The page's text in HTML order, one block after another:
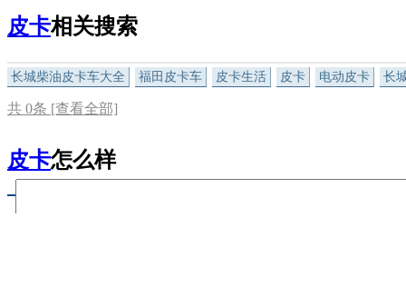
皮卡相关搜索
长城柴油皮卡车大全 福田皮卡车 皮卡生活 皮卡 电动皮卡 长
共 0条 [查看全部]
皮卡怎么样